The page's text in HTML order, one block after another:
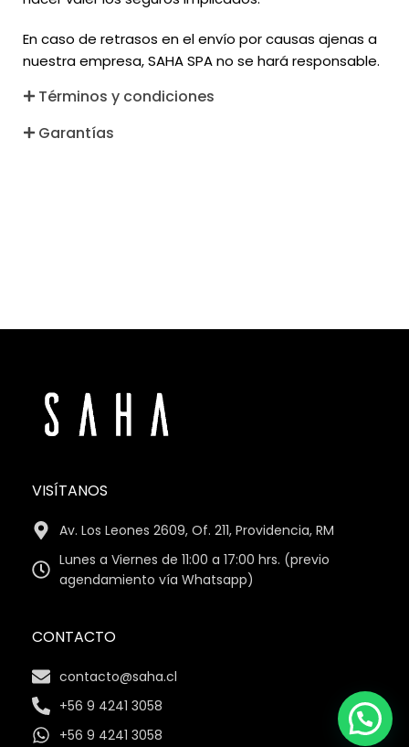
En caso de retrasos en el envío por causas ajenas a
nuestra empresa, SAHA SPA no se hará responsable.
Términos y condiciones
Garantías
VISÍTANOS
Av. Los Leones 2609, Of. 211, Providencia, RM
Lunes a Viernes de 11:00 a 17:00 hrs. (previo
agendamiento vía Whatsapp)
CONTACTO
contacto@saha.cl
+56 9 4241 3058
+56 9 4241 3058